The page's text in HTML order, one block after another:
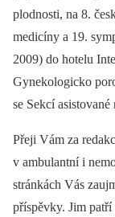
plodnosti, na 8.
medicíny a 19.
2009) do hotelu
Gynekologicko
se Sekcí
Přeji Vám za
v ambulantní i
stránkách Vás
příspěvky. Jim